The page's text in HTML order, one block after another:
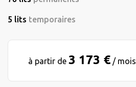
5 lits temporaires
à partir de 3 173 €/ mois